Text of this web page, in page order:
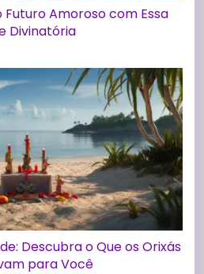
Futuro Amoroso com Essa
Divinatória
Descubra o Que os Orixás
para Você